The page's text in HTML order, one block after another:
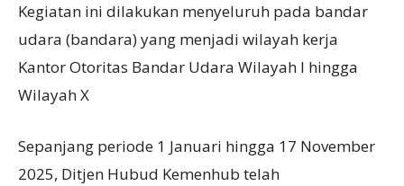
Kegiatan ini dilakukan menyeluruh pada bandar
udara (bandara) yang menjadi wilayah kerja
Kantor Otoritas Bandar Udara Wilayah I hingga
Wilayah X
Sepanjang periode 1 Januari hingga 17 November
2025, Ditjen Hubud Kemenhub telah